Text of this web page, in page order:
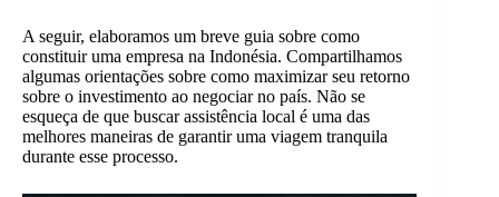
A seguir, elaboramos um breve guia sobre como
constituir uma empresa na Indonésia. Compartilhamos
algumas orientações sobre como maximizar seu retorno
sobre o investimento ao negociar no país. Não se
esqueça de que buscar assistência local é uma das
melhores maneiras de garantir uma viagem tranquila
durante esse processo.